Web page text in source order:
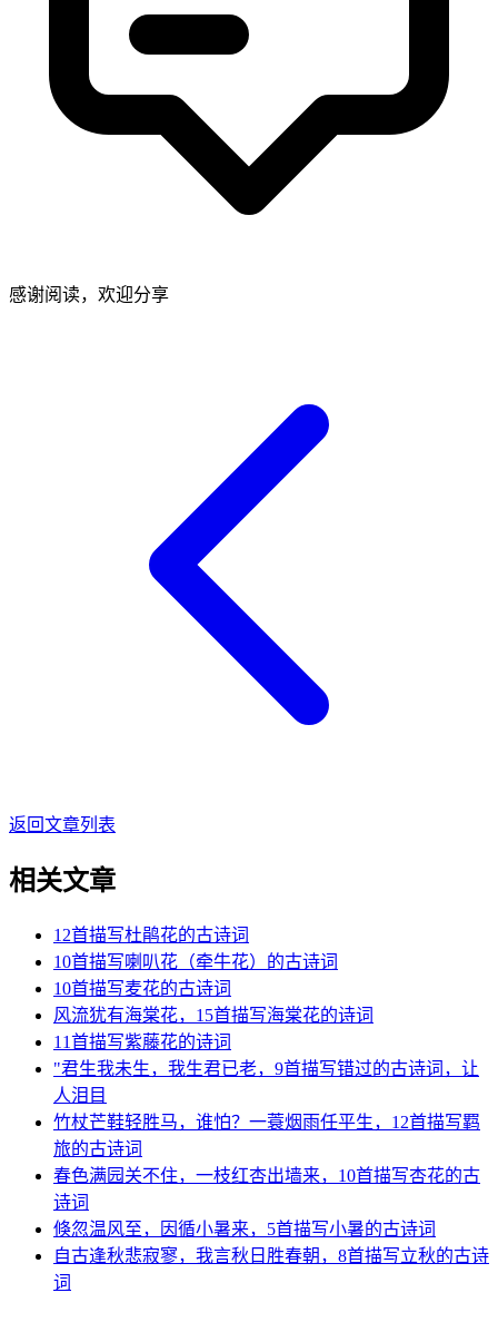
感谢阅读，欢迎分享
返回文章列表
相关文章
12首描写杜鹃花的古诗词
10首描写喇叭花（牵牛花）的古诗词
10首描写麦花的古诗词
风流犹有海棠花，15首描写海棠花的诗词
11首描写紫藤花的诗词
"君生我未生，我生君已老，9首描写错过的古诗词，让
人泪目
竹杖芒鞋轻胜马，谁怕？一蓑烟雨任平生，12首描写羁
旅的古诗词
春色满园关不住，一枝红杏出墙来，10首描写杏花的古
诗词
倏忽温风至，因循小暑来，5首描写小暑的古诗词
自古逢秋悲寂寥，我言秋日胜春朝，8首描写立秋的古诗
词